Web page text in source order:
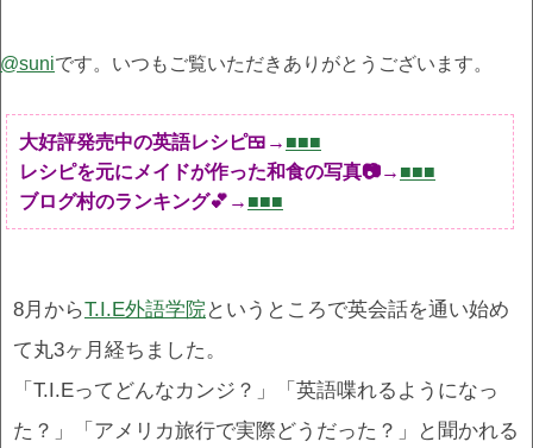
@suniです。いつもご覧いただきありがとうございます。
大好評発売中の英語レシピ🍱→ ■■■
レシピを元にメイドが作った和食の写真📷→ ■■■
ブログ村のランキング💕→ ■■■
8月からT.I.E外語学院というところで英会話を通い始め
て丸3ヶ月経ちました。
「T.I.Eってどんなカンジ？」「英語喋れるようになっ
た？」「アメリカ旅行で実際どうだった？」と聞かれる